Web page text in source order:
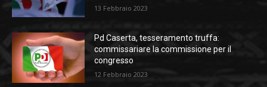
13 Febbraio 2023
Pd Caserta, tesseramento truffa:
commissariare la commissione per il
congresso
12 Febbraio 2023